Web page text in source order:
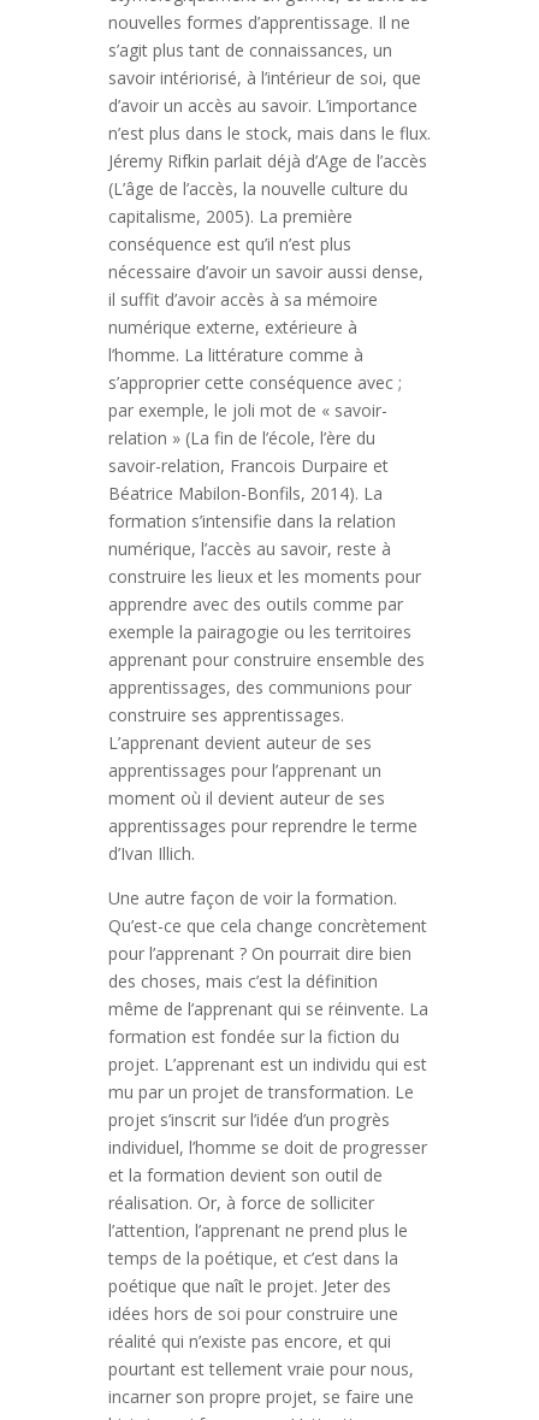
nouvelles formes d’apprentissage. Il ne
s’agit plus tant de connaissances, un
savoir intériorisé, à l’intérieur de soi, que
d’avoir un accès au savoir. L’importance
n’est plus dans le stock, mais dans le flux.
Jéremy Rifkin parlait déjà d’Age de l’accès
(L’âge de l’accès, la nouvelle culture du
capitalisme, 2005). La première
conséquence est qu’il n’est plus
nécessaire d’avoir un savoir aussi dense,
il suffit d’avoir accès à sa mémoire
numérique externe, extérieure à
l’homme. La littérature comme à
s’approprier cette conséquence avec ;
par exemple, le joli mot de « savoir-
relation » (La fin de l’école, l’ère du
savoir-relation, Francois Durpaire et
Béatrice Mabilon-Bonfils, 2014). La
formation s’intensifie dans la relation
numérique, l’accès au savoir, reste à
construire les lieux et les moments pour
apprendre avec des outils comme par
exemple la pairagogie ou les territoires
apprenant pour construire ensemble des
apprentissages, des communions pour
construire ses apprentissages.
L’apprenant devient auteur de ses
apprentissages pour l’apprenant un
moment où il devient auteur de ses
apprentissages pour reprendre le terme
d’Ivan Illich.
Une autre façon de voir la formation.
Qu’est-ce que cela change concrètement
pour l’apprenant ? On pourrait dire bien
des choses, mais c’est la définition
même de l’apprenant qui se réinvente. La
formation est fondée sur la fiction du
projet. L’apprenant est un individu qui est
mu par un projet de transformation. Le
projet s’inscrit sur l’idée d’un progrès
individuel, l’homme se doit de progresser
et la formation devient son outil de
réalisation. Or, à force de solliciter
l’attention, l’apprenant ne prend plus le
temps de la poétique, et c’est dans la
poétique que naît le projet. Jeter des
idées hors de soi pour construire une
réalité qui n’existe pas encore, et qui
pourtant est tellement vraie pour nous,
incarner son propre projet, se faire une